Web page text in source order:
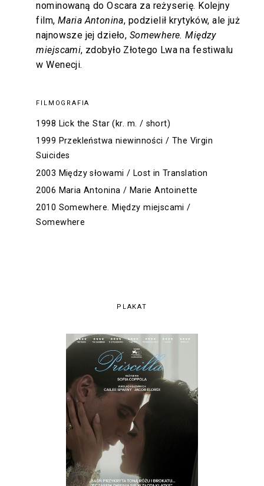
PLAKAT
nominowaną do Oscara za reżyserię. Kolejny
film, Maria Antonina, podzielił krytyków, ale już
najnowsze jej dzieło, Somewhere. Między
miejscami, zdobyło Złotego Lwa na festiwalu
w Wenecji.
FILMOGRAFIA
1998 Lick the Star (kr. m. / short)
1999 Przekleństwa niewinności / The Virgin
Suicides
2003 Między słowami / Lost in Translation
2006 Maria Antonina / Marie Antoinette
2010 Somewhere. Między miejscami /
Somewhere